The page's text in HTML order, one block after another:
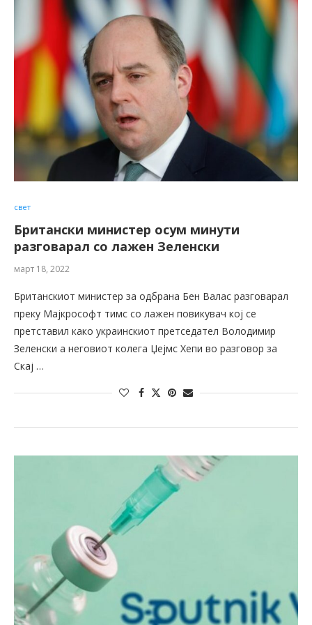
свет
Британски министер осум минути
разговарал со лажен Зеленски
март 18, 2022
Британскиот министер за одбрана Бен Валас разговарал
преку Мајкрософт тимс со лажен повикувач кој се
претставил како украинскиот претседател Володимир
Зеленски а неговиот колега Џејмс Хепи во разговор за
Скај …